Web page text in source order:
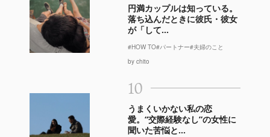
円満カップルは知っている。
落ち込んだときに彼氏・彼女
が「して...
#HOW TO#パートナー#夫婦のこと
by chito
10
うまくいかない私の恋
愛。“交際経験なし”の女性に
聞いた苦悩と...